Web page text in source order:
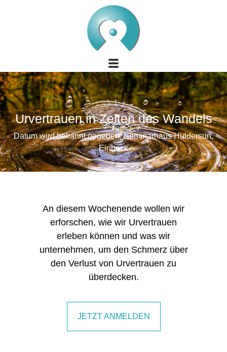
Urvertrauen in Zeiten des Wandels
Datum wird bekannt gegeben, Seminarhaus Huldersun,
Einbeck
An diesem Wochenende wollen wir
erforschen, wie wir Urvertrauen
erleben können und was wir
unternehmen, um den Schmerz über
den Verlust von Urvertrauen zu
überdecken.
JETZT ANMELDEN